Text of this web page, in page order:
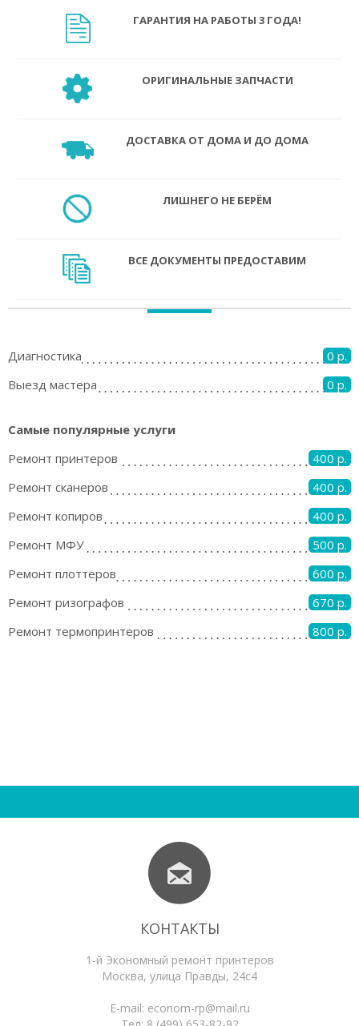
ГАРАНТИЯ НА РАБОТЫ 3 ГОДА!
ОРИГИНАЛЬНЫЕ ЗАПЧАСТИ
ДОСТАВКА ОТ ДОМА И ДО ДОМА
ЛИШНЕГО НЕ БЕРЁМ
ВСЕ ДОКУМЕНТЫ ПРЕДОСТАВИМ
Диагностика
0 р.
Выезд мастера
0 р.
Самые популярные услуги
Ремонт принтеров
400 р.
Ремонт сканеров
400 р.
Ремонт копиров
400 р.
Ремонт МФУ
500 р.
Ремонт плоттеров
600 р.
Ремонт ризографов
670 р.
Ремонт термопринтеров
800 р.
КОНТАКТЫ
1-й Экономный ремонт принтеров
Москва, улица Правды, 24с4
E-mail: econom-rp@mail.ru